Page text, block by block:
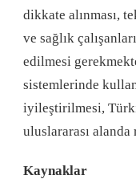
dikkate alınması,
ve sağlık
edilmesi
sistemlerinde
iyileştirilmesi,
uluslararası alanda
Kaynaklar